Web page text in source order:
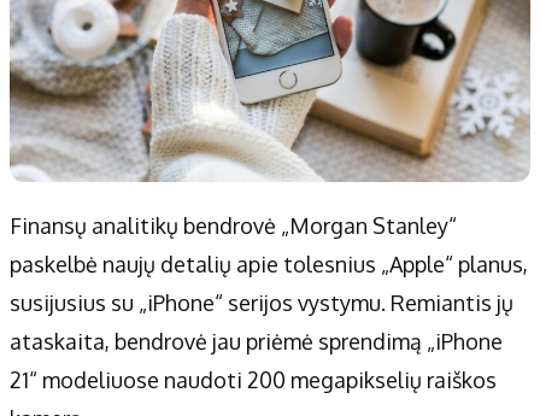
Finansų analitikų bendrovė „Morgan Stanley“
paskelbė naujų detalių apie tolesnius „Apple“ planus,
susijusius su „iPhone“ serijos vystymu. Remiantis jų
ataskaita, bendrovė jau priėmė sprendimą „iPhone
21“ modeliuose naudoti 200 megapikselių raiškos